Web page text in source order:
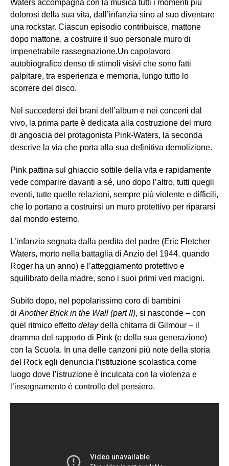
Waters accompagna con la musica tutti i momenti più
dolorosi della sua vita, dall’infanzia sino al suo diventare
una rockstar. Ciascun episodio contribuisce, mattone
dopo mattone, a costruire il suo personale muro di
impenetrabile rassegnazione.Un capolavoro
autobiografico denso di stimoli visivi che sono fatti
palpitare, tra esperienza e memoria, lungo tutto lo
scorrere del disco.
Nel succedersi dei brani dell’album e nei concerti dal
vivo, la prima parte è dedicata alla costruzione del muro
di angoscia del protagonista Pink-Waters, la seconda
descrive la via che porta alla sua definitiva demolizione.
Pink pattina sul ghiaccio sottile della vita e rapidamente
vede comparire davanti a sé, uno dopo l’altro, tutti quegli
eventi, tutte quelle relazioni, sempre più violente e difficili,
che lo portano a costruirsi un muro protettivo per ripararsi
dal mondo esterno.
L’infanzia segnata dalla perdita del padre (Eric Fletcher
Waters, morto nella battaglia di Anzio del 1944, quando
Roger ha un anno) e l’atteggiamento protettivo e
squilibrato della madre, sono i suoi primi veri macigni.
Subito dopo, nel popolarissimo coro di bambini
diAnother Brick in the Wall (part II), si nasconde – con
quel ritmico effetto delaydella chitarra di Gilmour – il
dramma del rapporto di Pink (e della sua generazione)
con la Scuola. In una delle canzoni più note della storia
del Rock egli denuncia l’istituzione scolastica come
luogo dove l’istruzione è inculcata con la violenza e
l’insegnamento è controllo del pensiero.